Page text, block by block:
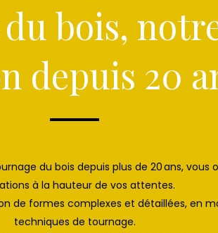
du bois,
depuis 20
du bois depuis plus de 20 ans,
à la hauteur de vos attentes.
de formes complexes et détaillées, en
techniques de tournage.